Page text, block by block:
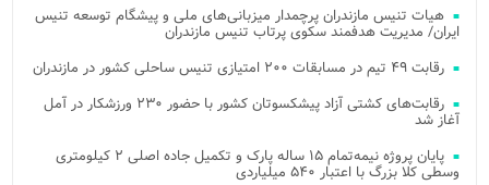
هیات تنیس مازندران پرچمدار میزبانی‌های ملی و پیشگام توسعه تنیس
ایران/ مدیریت هدفمند سکوی پرتاب تنیس مازندران
رقابت ۴۹ تیم در مسابقات ۲۰۰ امتیازی تنیس ساحلی کشور در مازندران
رقابت‌های کشتی آزاد پیشکسوتان کشور با حضور ۲۳۰ ورزشکار در آمل
آغاز شد
پایان پروژه نیمه‌تمام ۱۵ ساله پارک و تکمیل جاده اصلی ۲ کیلومتری
وسطی کلا بزرگ با اعتبار ۵۴۰ میلیاردی